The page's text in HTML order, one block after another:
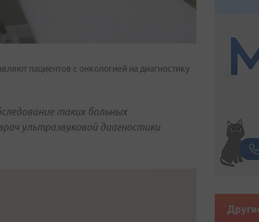
пациентов с онкологией на диагностику
таких больных
ультразвуковой диагностики